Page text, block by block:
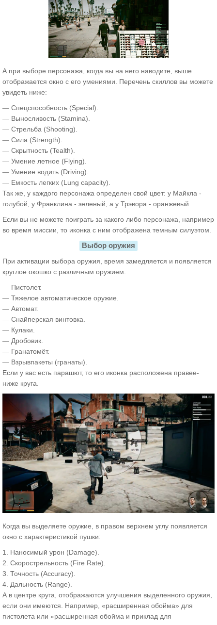
А при выборе персонажа, когда вы на него наводите, выше
отображается окно с его умениями. Перечень скиллов вы можете
увидеть ниже:
— Спецспособность (Special).
— Выносливость (Stamina).
— Стрельба (Shooting).
— Сила (Strength).
— Скрытность (Tealth).
— Умение летное (Flying).
— Умение водить (Driving).
— Емкость легких (Lung capacity).
Так же, у каждого персонажа определен свой цвет: у Майкла -
голубой, у Франклина - зеленый, а у Трэвора - оранжевый.
Если вы не можете поиграть за какого либо персонажа, например
во время миссии, то иконка с ним отображена темным силуэтом.
Выбор оружия
При активации выбора оружия, время замедляется и появляется
круглое окошко с различным оружием:
— Пистолет.
— Тяжелое автоматическое оружие.
— Автомат.
— Снайперская винтовка.
— Кулаки.
— Дробовик.
— Гранатомёт.
— Взрывпакеты (гранаты).
Если у вас есть парашют, то его иконка расположена правее-
ниже круга.
Когда вы выделяете оружие, в правом верхнем углу появляется
окно с характеристикой пушки:
1. Наносимый урон (Damage).
2. Скорострельность (Fire Rate).
3. Точность (Accuracy).
4. Дальность (Range).
А в центре круга, отображаются улучшения выделенного оружия,
если они имеются. Например, «расширенная обойма» для
пистолета или «расширенная обойма и приклад для